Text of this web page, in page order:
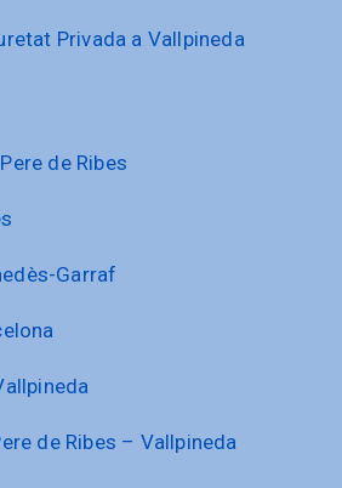
Privada a Vallpineda
de Ribes
Garraf
de Ribes – Vallpineda